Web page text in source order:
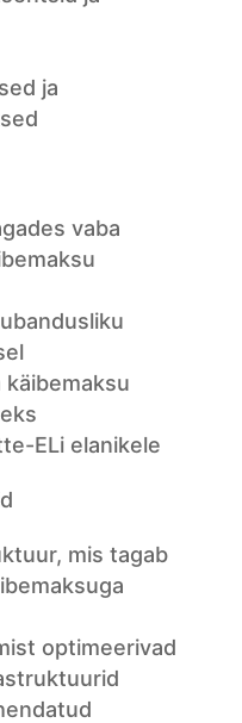
ja
vaba
ELi elanikele
mis tagab
optimeerivad